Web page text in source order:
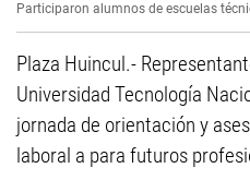
Participaron alumnos de escuelas
Plaza Huincul.-
Universidad Tecnología
jornada de orientación y
laboral a para futuros